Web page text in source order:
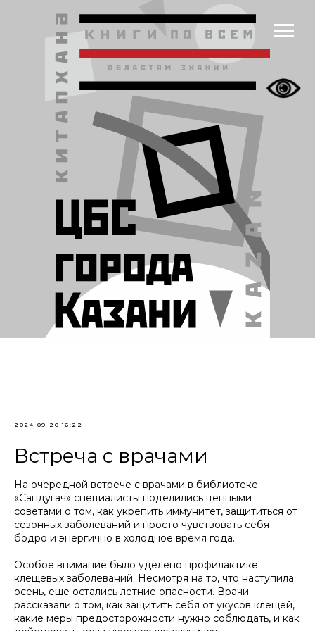
2024-09-20 16:22
Встреча с врачами
На очередной встрече с врачами в библиотеке
«Сандугач» специалисты поделились ценными
советами о том, как укрепить иммунитет, защититься от
сезонных заболеваний и просто чувствовать себя
бодро и энергично в холодное время года.
Особое внимание было уделено профилактике
клещевых заболеваний. Несмотря на то, что наступила
осень, еще остались летние опасности. Врачи
рассказали о том, как защитить себя от укусов клещей,
какие меры предосторожности нужно соблюдать, и как